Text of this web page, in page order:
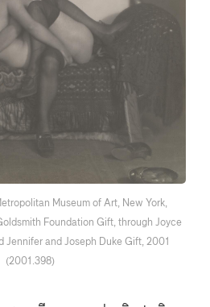
Museum of Art, New York,
Foundation Gift, through Joyce
Jennifer and Joseph Duke Gift, 2001
(2001.398)